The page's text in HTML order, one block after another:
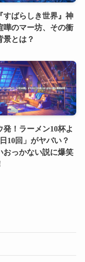
すばらしき世界』神
嘩のマー坊、その衝
景とは？
発！ラーメン10杯よ
10回」がヤバい？
おっかない説に爆笑